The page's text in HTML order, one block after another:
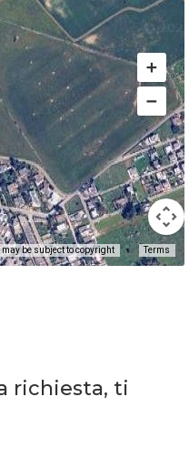
may be subject to copyright Terms
richiesta, ti